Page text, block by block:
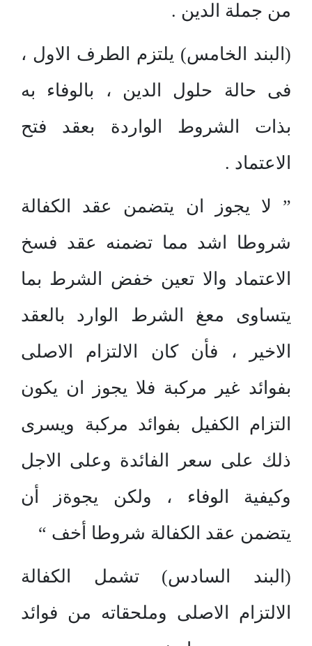
من جملة الدين .
(البند الخامس) يلتزم الطرف الاول ،
فى حالة حلول الدين ، بالوفاء به
بذات الشروط الواردة بعقد فتح
الاعتماد .
” لا يجوز ان يتضمن عقد الكفالة
شروطا اشد مما تضمنه عقد فسخ
الاعتماد والا تعين خفض الشرط بما
يتساوى معغ الشرط الوارد بالعقد
الاخير ، فأن كان الالتزام الاصلى
بفوائد غير مركبة فلا يجوز ان يكون
التزام الكفيل بفوائد مركبة ويسرى
ذلك على سعر الفائدة وعلى الاجل
وكيفية الوفاء ، ولكن يجوةز أن
يتضمن عقد الكفالة شروطا أخف “
(البند السادس) تشمل الكفالة
الالتزام الاصلى وملحقاته من فوائد